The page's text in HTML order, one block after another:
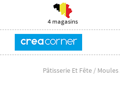
4 magasins
Pâtisserie Et Fête /